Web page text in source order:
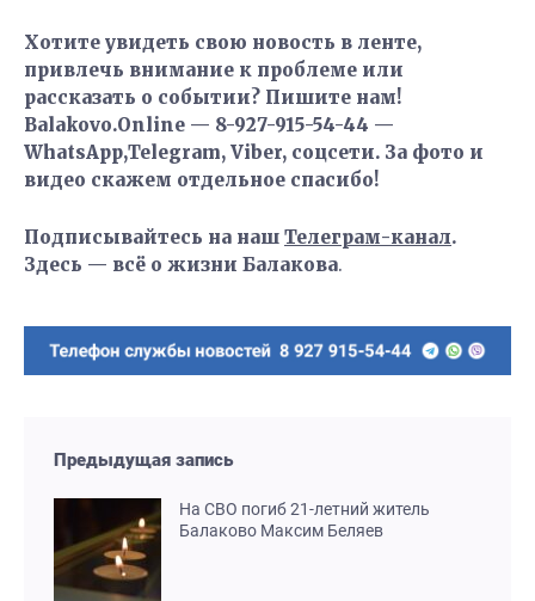
Хотите увидеть свою новость в ленте,
привлечь внимание к проблеме или
рассказать о событии? Пишите нам!
Balakovo.Online — 8-927-915-54-44 —
WhatsApp,Telegram, Viber, соцсети. За фото и
видео скажем отдельное спасибо!
Подписывайтесь на наш Телеграм-канал.
Здесь — всё о жизни Балакова.
Предыдущая запись
На СВО погиб 21-летний житель
Балаково Максим Беляев